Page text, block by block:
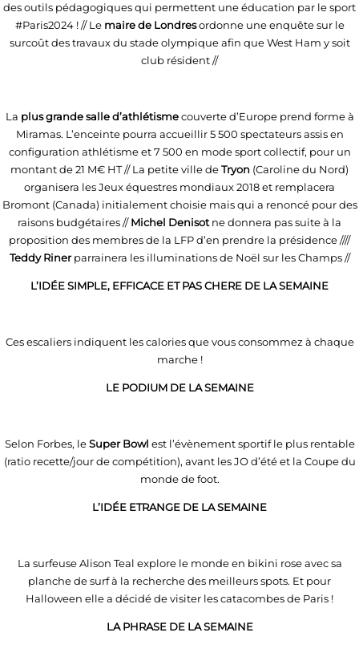
des outils pédagogiques qui permettent une éducation par le sport
#Paris2024 ! // Le maire de Londresordonne une enquête sur le
surcoût des travaux du stade olympique afin que West Ham y soit
club résident //
La plus grande salle d’athlétismecouverte d’Europe prend forme à
Miramas. L’enceinte pourra accueillir 5 500 spectateurs assis en
configuration athlétisme et 7 500 en mode sport collectif, pour un
montant de 21 M€ HT // La petite ville deTryon (Caroline du Nord)
organisera les Jeux équestres mondiaux 2018 et remplacera
Bromont (Canada) initialement choisie mais qui a renoncé pour des
raisons budgétaires //Michel Denisot ne donnera pas suite à la
proposition des membres de la LFP d’en prendre la présidence ////
Teddy Rinerparrainera les illuminations de Noël sur les Champs //
L’IDÉE SIMPLE, EFFICACE ET PAS CHERE DE LA SEMAINE
Ces escaliers indiquent les calories que vous consommez à chaque
marche !
LE PODIUM DE LA SEMAINE
Selon Forbes, leSuper Bowl est l’évènement sportif le plus rentable
(ratio recette/jour de compétition), avant les JO d’été et la Coupe du
monde de foot.
L’IDÉE ETRANGE DE LA SEMAINE
La surfeuse Alison Teal explore le monde en bikini rose avec sa
planche de surf à la recherche des meilleurs spots. Et pour
Halloween elle a décidé de visiter les catacombes de Paris !
LA PHRASE DE LA SEMAINE